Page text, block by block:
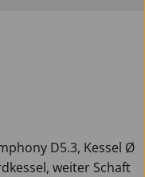
D5.3, Kessel Ø
weiter Schaft